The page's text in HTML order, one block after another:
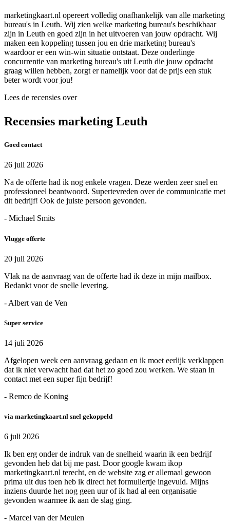
marketingkaart.nl opereert volledig onafhankelijk van alle marketing
bureau's in Leuth. Wij zien welke marketing bureau's beschikbaar
zijn in Leuth en goed zijn in het uitvoeren van jouw opdracht. Wij
maken een koppeling tussen jou en drie marketing bureau's
waardoor er een win-win situatie ontstaat. Deze onderlinge
concurrentie van marketing bureau's uit Leuth die jouw opdracht
graag willen hebben, zorgt er namelijk voor dat de prijs een stuk
beter wordt voor jou!
Lees de recensies over
Recensies marketing Leuth
Goed contact
26 juli 2026
Na de offerte had ik nog enkele vragen. Deze werden zeer snel en
professioneel beantwoord. Supertevreden over de communicatie met
dit bedrijf! Ook de juiste persoon gevonden.
- Michael Smits
Vlugge offerte
20 juli 2026
Vlak na de aanvraag van de offerte had ik deze in mijn mailbox.
Bedankt voor de snelle levering.
- Albert van de Ven
Super service
14 juli 2026
Afgelopen week een aanvraag gedaan en ik moet eerlijk verklappen
dat ik niet verwacht had dat het zo goed zou werken. We staan in
contact met een super fijn bedrijf!
- Remco de Koning
via marketingkaart.nl snel gekoppeld
6 juli 2026
Ik ben erg onder de indruk van de snelheid waarin ik een bedrijf
gevonden heb dat bij me past. Door google kwam ikop
marketingkaart.nl terecht, en de website zag er allemaal gewoon
prima uit dus toen heb ik direct het formuliertje ingevuld. Mijns
inziens duurde het nog geen uur of ik had al een organisatie
gevonden waarmee ik aan de slag ging.
- Marcel van der Meulen